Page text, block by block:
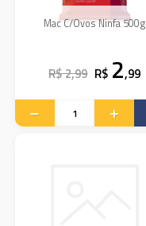
Mac C/Ovos Ninfa 500g
R$ 2,99 R$ 2,99